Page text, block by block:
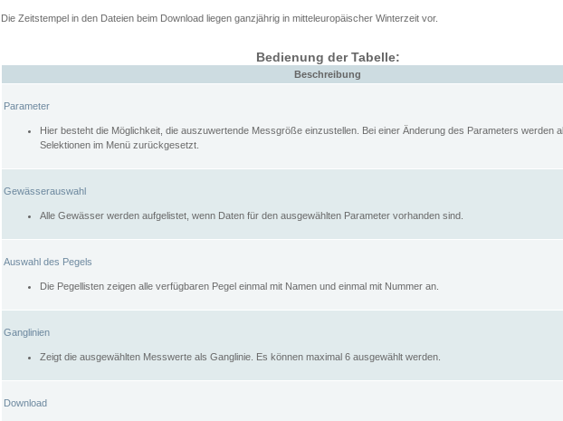
Die Zeitstempel in den Dateien beim Download liegen ganzjährig in mitteleuropäischer Winterzeit vor.
Bedienung der Tabelle:
Beschreibung
Parameter
Hier besteht die Möglichkeit, die auszuwertende Messgröße einzustellen. Bei einer Änderung des Parameters werden
Selektionen im Menü zurückgesetzt.
Gewässerauswahl
Alle Gewässer werden aufgelistet, wenn Daten für den ausgewählten Parameter vorhanden sind.
Auswahl des Pegels
Die Pegellisten zeigen alle verfügbaren Pegel einmal mit Namen und einmal mit Nummer an.
Ganglinien
Zeigt die ausgewählten Messwerte als Ganglinie. Es können maximal 6 ausgewählt werden.
Download